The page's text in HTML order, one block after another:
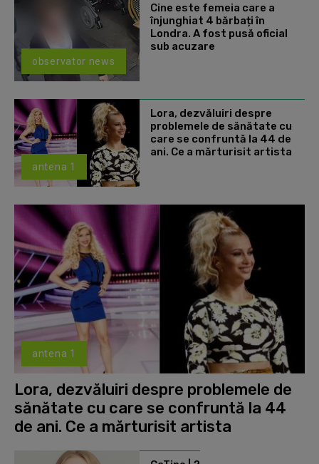
observator news
Cine este femeia care a
înjunghiat 4 bărbați în
Londra. A fost pusă oficial
sub acuzare
antena 1
Lora, dezvăluiri despre
problemele de sănătate cu
care se confruntă la 44 de
ani. Ce a mărturisit artista
antena 1
Lora, dezvăluiri despre problemele de
sănătate cu care se confruntă la 44
de ani. Ce a mărturisit artista